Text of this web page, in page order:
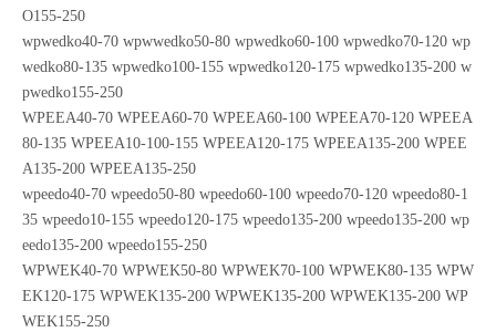
O155-250
wpwedko40-70 wpwwedko50-80 wpwedko60-100 wpwedko70-120 wp
wedko80-135 wpwedko100-155 wpwedko120-175 wpwedko135-200 w
pwedko155-250
WPEEA40-70 WPEEA60-70 WPEEA60-100 WPEEA70-120 WPEEA
80-135 WPEEA10-100-155 WPEEA120-175 WPEEA135-200 WPEE
A135-200 WPEEA135-250
wpeedo40-70 wpeedo50-80 wpeedo60-100 wpeedo70-120 wpeedo80-1
35 wpeedo10-155 wpeedo120-175 wpeedo135-200 wpeedo135-200 wp
eedo135-200 wpeedo155-250
WPWEK40-70 WPWEK50-80 WPWEK70-100 WPWEK80-135 WPW
EK120-175 WPWEK135-200 WPWEK135-200 WPWEK135-200 WP
WEK155-250